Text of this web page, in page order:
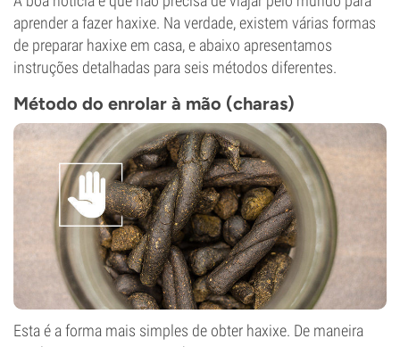
aprender a fazer haxixe. Na verdade, existem várias formas
de preparar haxixe em casa, e abaixo apresentamos
instruções detalhadas para seis métodos diferentes.
Método do enrolar à mão (charas)
Esta é a forma mais simples de obter haxixe. De maneira